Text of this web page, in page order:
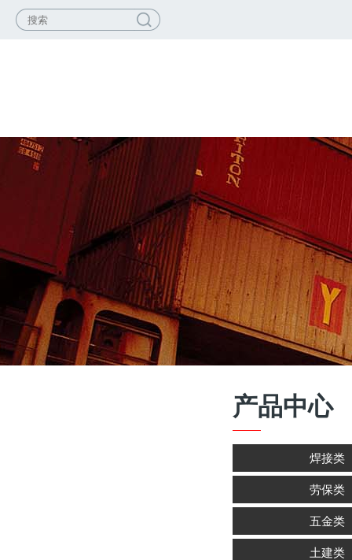
产品中心
焊接类
劳保类
五金类
土建类